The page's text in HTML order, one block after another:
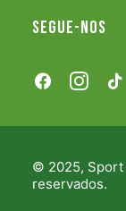
Segue-nos
© 2025, Sport
reservados.